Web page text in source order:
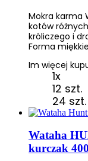
Mokra karma
kotów
króliczego i
Forma
Im więcej
1x
12 szt.
24 szt.
Wataha
kurczak